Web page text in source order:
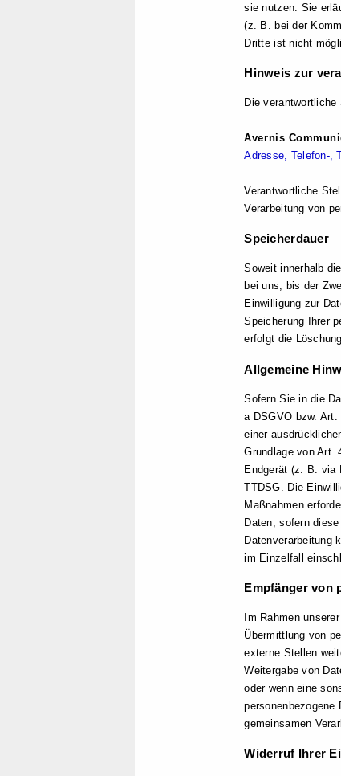
sie nutzen. Sie
(z. B. bei der
Dritte ist nicht
Hinweis zur
Die
Avernis
Adresse, Telefon-,
Verantwortliche
Verarbeitung von
Speicherdauer
Soweit innerhalb
bei uns, bis der
Einwilligung zur
Speicherung Ihrer
erfolgt die
Allgemeine
Sofern Sie in die
a DSGVO bzw.
einer
Grundlage von Art.
Endgerät (z. B. via
TTDSG. Die
Maßnahmen
Daten, sofern
Datenverarbeitung
im Einzelfall
Empfänger von
Im Rahmen
Übermittlung von
externe Stellen
Weitergabe von
oder wenn eine
personenbezogene
gemeinsamen
Widerruf Ihrer